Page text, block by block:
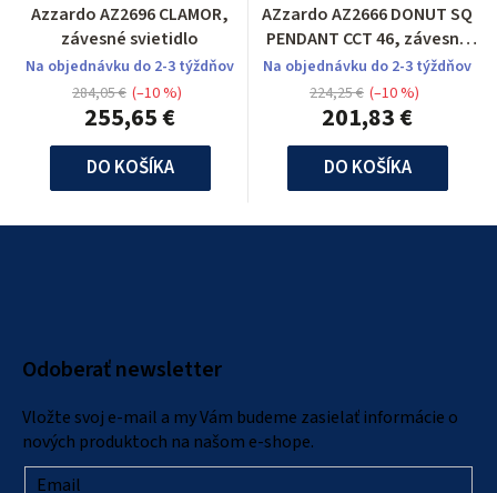
Azzardo AZ2696 CLAMOR,
závesné svietidlo
Na objednávku do 2-3 týždňov
255,65 €
284,05 € (–10 %)
DO KOŠÍKA
AZzardo AZ2666 DONUT SQ
PENDANT CCT 46, závesné
svietidlo
Na objednávku do 2-3 týždňov
201,83 €
224,25 € (–10 %)
DO KOŠÍKA
Odoberať newsletter
Vložte svoj e-mail a my Vám budeme zasielať informácie o
nových produktoch na našom e-shope.
Email